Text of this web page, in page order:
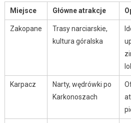
Miejsce Główne atrakcje
Zakopane
Trasy narciarskie,
kultura góralska
Karpacz
Narty, wędrówki po
Karkonoszach